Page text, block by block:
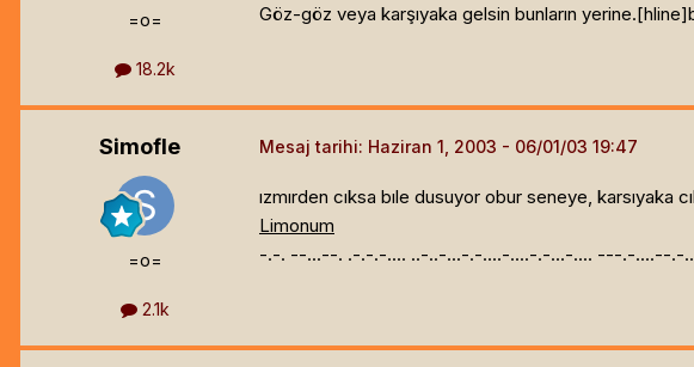
=o=
18.2k
Göz-göz veya karşıyaka gelsin bunların yerine.[hline]
Simofle
=o=
2.1k
Mesaj tarihi: Haziran 1, 2003
ızmırden cıksa bıle dusuyor obur seneye, karsıyaka
Limonum
-.-. --...--. .-.-.-.... ..-..-...-.-....-....-.-...-.... ---.-....--.-